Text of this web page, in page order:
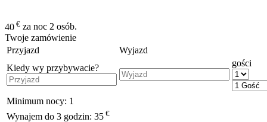
40 € za noc 2 osób.
Twoje zamówienie
Przyjazd
Wyjazd
Kiedy wy przybywacie?
gości
Minimum nocy: 1
Wynajem do 3 godzin: 35 €